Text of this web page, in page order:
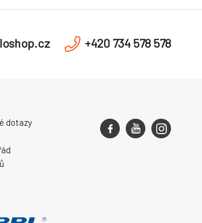
+420 734 578 578
dotazy